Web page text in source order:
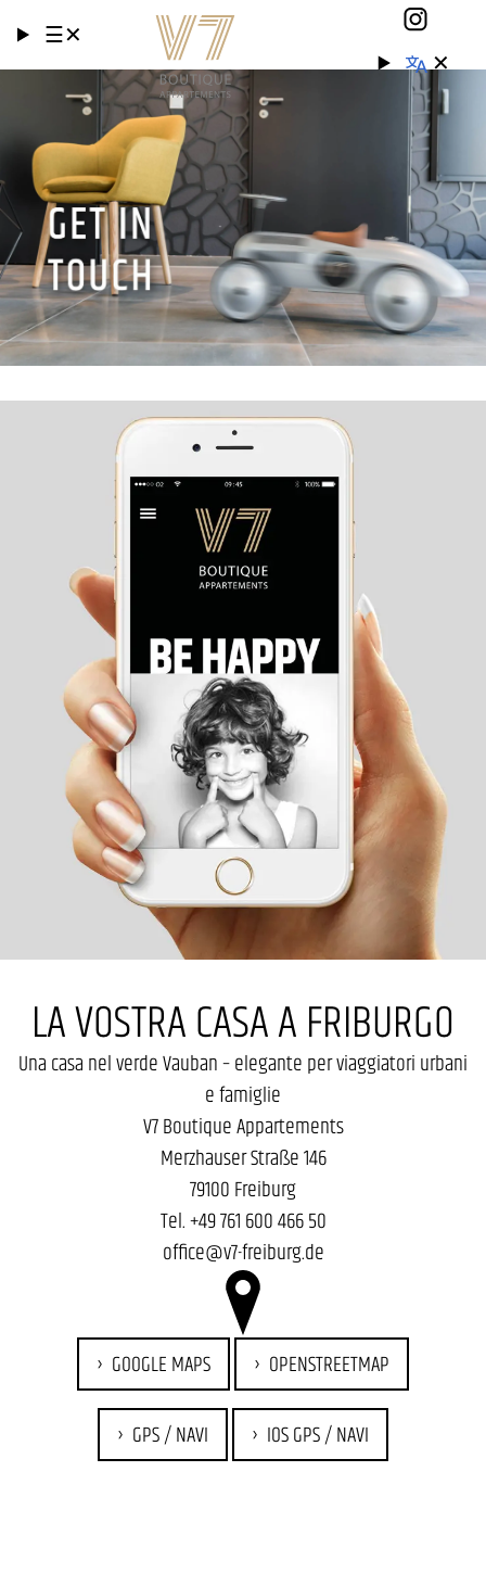
☰✕
✕
LA VOSTRA CASA A FRIBURGO
Una casa nel verde Vauban – elegante per viaggiatori urbani
e famiglie
V7 Boutique Appartements
Merzhauser Straße 146
79100 Freiburg
Tel.+49 761 600 466 50
office@v7-freiburg.de
GOOGLE MAPS OPENSTREETMAP
GPS / NAVI IOS GPS / NAVI